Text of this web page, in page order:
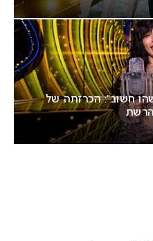
חשוב”: הכרזתה של
הרשת